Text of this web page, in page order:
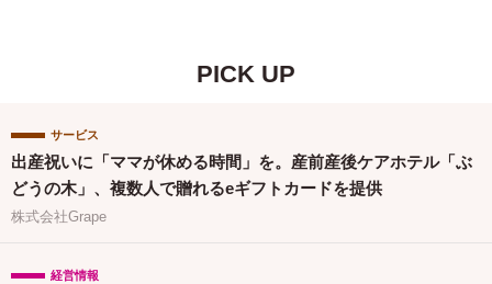
PICK UP
サービス
出産祝いに「ママが休める時間」を。産前産後ケアホテル「ぶ
どうの木」、複数人で贈れるeギフトカードを提供
株式会社Grape
経営情報